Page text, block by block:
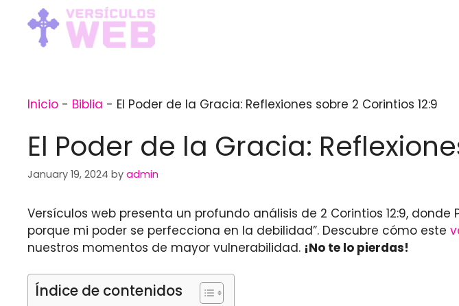
content
Inicio - Biblia - El Poder de la Gracia: Reflexiones sobre 2 Corintios 12:9
El Poder de la Gracia:
January 19, 2024 by admin
Versículos web presenta un profundo análisis de 2 Corintios 12:9,
porque mi poder se perfecciona en la debilidad”. Descubre cómo este
nuestros momentos de mayor vulnerabilidad. ¡No te lo pierdas!
Índice de contenidos